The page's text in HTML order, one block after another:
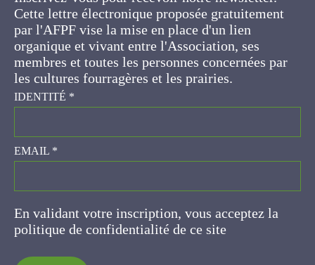
gratuitement par l'AFPF vise la mise en place
d'un lien organique et vivant entre l'Association,
ses membres et toutes les personnes
concernées par les cultures fourragères et les
prairies.
IDENTITÉ*
EMAIL*
En validant votre inscription, vous acceptez la
politique de confidentialité de ce site